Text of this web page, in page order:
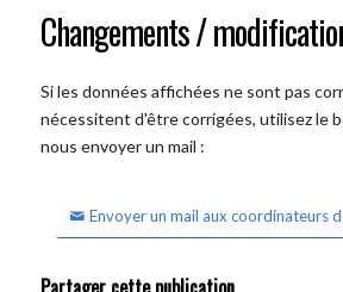
Changements /
Si les données affichées ne sont pas
nécessitent d'être corrigées, utilisez le
nous envoyer un mail :
Envoyer un mail aux coordinateurs